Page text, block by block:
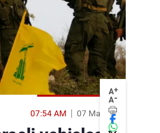
A+
A-
07 May 2026
07:54 AM